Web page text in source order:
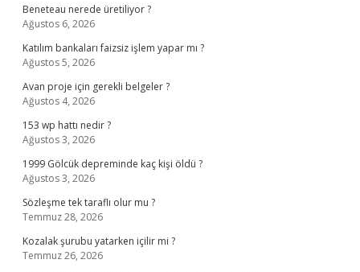
Beneteau nerede üretiliyor ?
Ağustos 6, 2026
Katılım bankaları faizsiz işlem yapar mı ?
Ağustos 5, 2026
Avan proje için gerekli belgeler ?
Ağustos 4, 2026
153 wp hattı nedir ?
Ağustos 3, 2026
1999 Gölcük depreminde kaç kişi öldü ?
Ağustos 3, 2026
Sözleşme tek taraflı olur mu ?
Temmuz 28, 2026
Kozalak şurubu yatarken içilir mi ?
Temmuz 26, 2026